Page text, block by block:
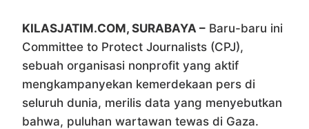
KILASJATIM.COM, SURABAYA – Baru-baru ini
Committee to Protect Journalists (CPJ),
sebuah organisasi nonprofit yang aktif
mengkampanyekan kemerdekaan pers di
seluruh dunia, merilis data yang menyebutkan
bahwa, puluhan wartawan tewas di Gaza.